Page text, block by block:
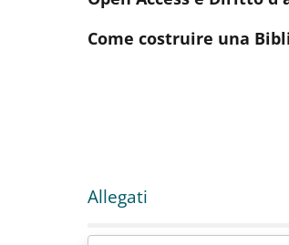
Come costruire una
Allegati